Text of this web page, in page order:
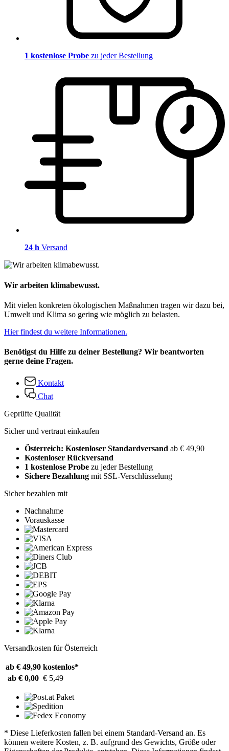
1 kostenlose Probe zu jeder Bestellung
24 h Versand
Wir arbeiten klimabewusst.
Mit vielen konkreten ökologischen Maßnahmen tragen wir dazu bei,
Umwelt und Klima so gering wie möglich zu belasten.
Hier findest du weitere Informationen.
Benötigst du Hilfe zu deiner Bestellung? Wir beantworten
gerne deine Fragen.
Kontakt
Chat
Geprüfte Qualität
Sicher und vertraut einkaufen
Österreich: Kostenloser Standardversand ab € 49,90
Kostenloser Rückversand
1 kostenlose Probe zu jeder Bestellung
Sichere Bezahlung mit SSL-Verschlüsselung
Sicher bezahlen mit
Nachnahme
Vorauskasse
Versandkosten für Österreich
ab € 49,90 kostenlos*
ab € 0,00 € 5,49
* Diese Lieferkosten fallen bei einem Standard-Versand an. Es
können weitere Kosten, z. B. aufgrund des Gewichts, Größe oder